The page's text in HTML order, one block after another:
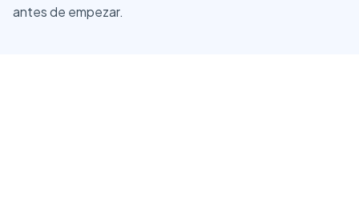
antes de empezar.